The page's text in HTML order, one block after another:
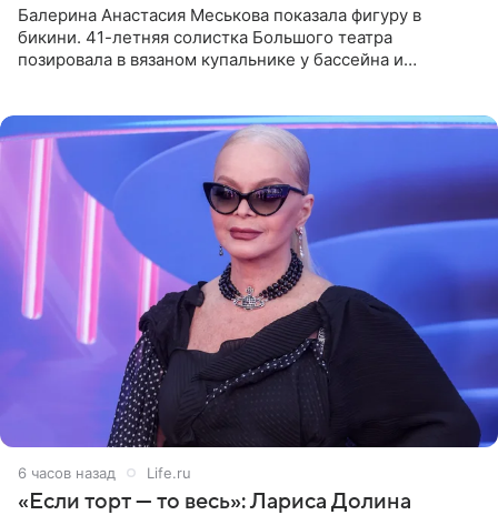
Балерина Анастасия Меськова показала фигуру в
бикини. 41-летняя солистка Большого театра
позировала в вязаном купальнике у бассейна и
6 часов назад Life.ru
«Если торт — то весь»: Лариса Долина